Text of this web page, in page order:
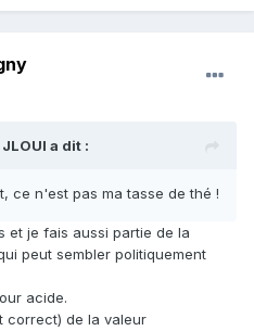
JLOUI a dit :
ce n'est pas ma tasse de thé !
et je fais aussi partie de la
peut sembler politiquement
acide.
correct) de la valeur